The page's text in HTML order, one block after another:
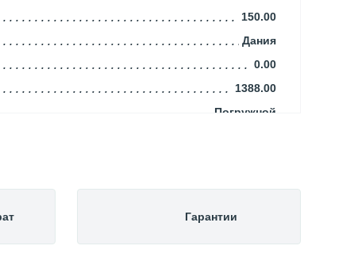
150.00
Дания
0.00
1388.00
Погружной
Гарантии